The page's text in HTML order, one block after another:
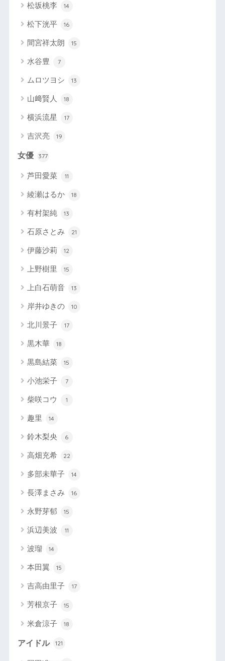
松坂桃李 14
松下洸平 16
間宮祥太朗 15
水谷豊 7
ムロツヨシ 13
山﨑賢人 18
横浜流星 17
吉沢亮 19
女優 377
芦田愛菜 11
綾瀬はるか 18
有村架純 13
石原さとみ 21
伊藤沙莉 12
上野樹里 15
上白石萌音 13
岸井ゆきの 10
北川景子 17
黒木華 18
黒島結菜 15
小池栄子 7
柴咲コウ 1
趣里 14
鈴木梨央 6
高畑充希 22
多部未華子 14
長澤まさみ 16
永野芽郁 15
浜辺美波 11
波瑠 14
本田翼 15
吉高由里子 17
芳根京子 15
米倉涼子 18
アイドル 121